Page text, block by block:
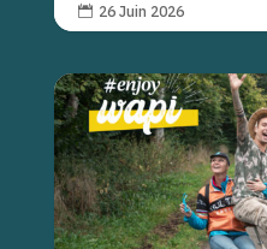
 26 Juin 2026